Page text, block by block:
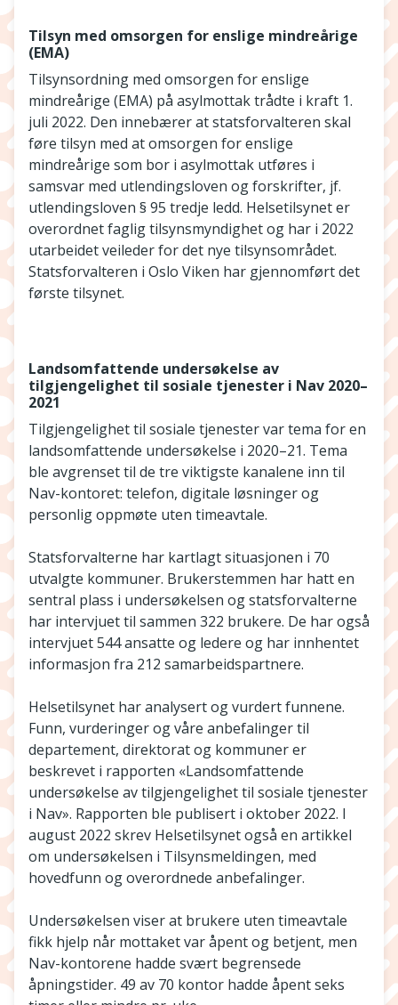
Tilsyn med omsorgen for enslige mindreårige
(EMA)
Tilsynsordning med omsorgen for enslige
mindreårige (EMA) på asylmottak trådte i kraft 1.
juli 2022. Den innebærer at statsforvalteren skal
føre tilsyn med at omsorgen for enslige
mindreårige som bor i asylmottak utføres i
samsvar med utlendingsloven og forskrifter, jf.
utlendingsloven § 95 tredje ledd. Helsetilsynet er
overordnet faglig tilsynsmyndighet og har i 2022
utarbeidet veileder for det nye tilsynsområdet.
Statsforvalteren i Oslo Viken har gjennomført det
første tilsynet.
Landsomfattende undersøkelse av
tilgjengelighet til sosiale tjenester i Nav 2020–
2021
Tilgjengelighet til sosiale tjenester var tema for en
landsomfattende undersøkelse i 2020–21. Tema
ble avgrenset til de tre viktigste kanalene inn til
Nav-kontoret: telefon, digitale løsninger og
personlig oppmøte uten timeavtale.
Statsforvalterne har kartlagt situasjonen i 70
utvalgte kommuner. Brukerstemmen har hatt en
sentral plass i undersøkelsen og statsforvalterne
har intervjuet til sammen 322 brukere. De har også
intervjuet 544 ansatte og ledere og har innhentet
informasjon fra 212 samarbeidspartnere.
Helsetilsynet har analysert og vurdert funnene.
Funn, vurderinger og våre anbefalinger til
departement, direktorat og kommuner er
beskrevet i rapporten «Landsomfattende
undersøkelse av tilgjengelighet til sosiale tjenester
i Nav». Rapporten ble publisert i oktober 2022. I
august 2022 skrev Helsetilsynet også en artikkel
om undersøkelsen i Tilsynsmeldingen, med
hovedfunn og overordnede anbefalinger.
Undersøkelsen viser at brukere uten timeavtale
fikk hjelp når mottaket var åpent og betjent, men
Nav-kontorene hadde svært begrensede
åpningstider. 49 av 70 kontor hadde åpent seks